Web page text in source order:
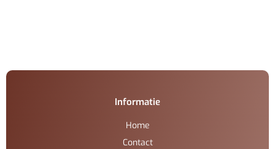
Informatie
Home
Contact